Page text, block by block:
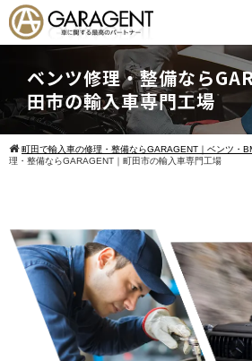
ベンツ修理・整備なら
田市の輸入車専門工場
町田で輸入車の修理・整備ならGARAGENT｜ベンツ・
理・整備ならGARAGENT｜町田市の輸入車専門工場